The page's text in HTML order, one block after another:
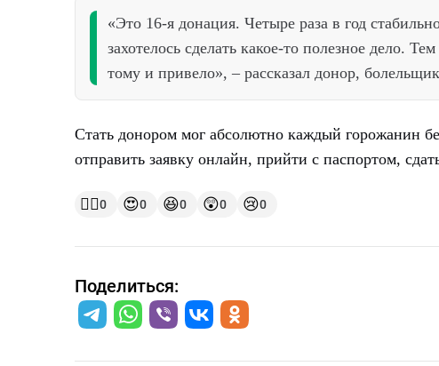
«Это 16-я донация. Четыре раза в год
захотелось сделать какое-то полезное дело.
тому и привело», – рассказал донор,
Стать донором мог абсолютно каждый горожанин
отправить заявку онлайн, прийти с паспортом,
👍🏻0 😍0 😆0 😲0 😢0
Поделиться: